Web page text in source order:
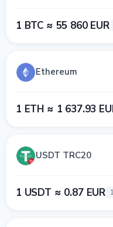
1 BTC ≈ 55 860 EUR
Ethereum
1 ETH ≈ 1 637.93
USDT TRC20
1 USDT ≈ 0.87 EUR